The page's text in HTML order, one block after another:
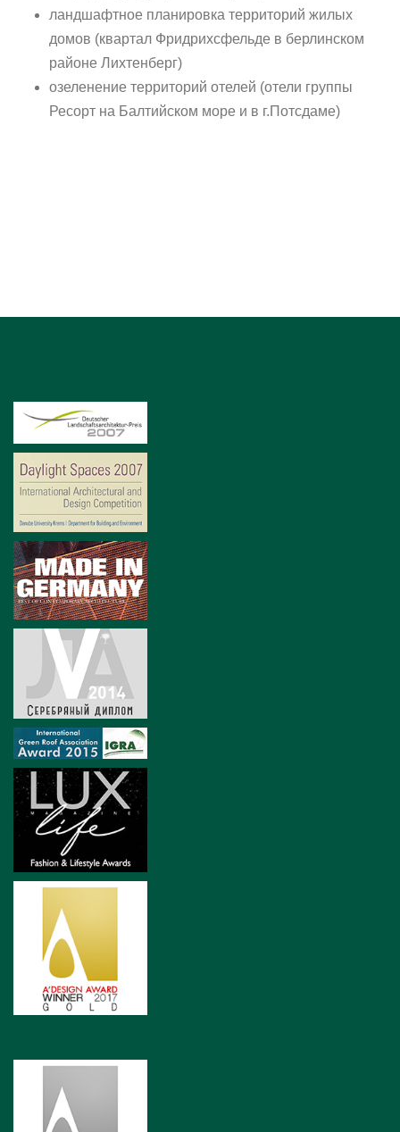
ландшафтное планировка территорий жилых
домов (квартал Фридрихсфельде в берлинском
районе Лихтенберг)
озеленение территорий отелей (отели группы
Ресорт на Балтийском море и в г.Потсдаме)